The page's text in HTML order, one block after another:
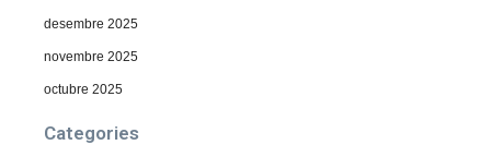
desembre 2025
novembre 2025
octubre 2025
Categories